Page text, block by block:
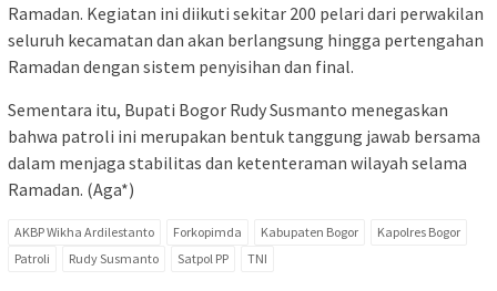
Ramadan. Kegiatan ini diikuti sekitar 200 pelari dari perwakilan
seluruh kecamatan dan akan berlangsung hingga pertengahan
Ramadan dengan sistem penyisihan dan final.
Sementara itu, Bupati Bogor Rudy Susmanto menegaskan
bahwa patroli ini merupakan bentuk tanggung jawab bersama
dalam menjaga stabilitas dan ketenteraman wilayah selama
Ramadan. (Aga*)
AKBP Wikha Ardilestanto Forkopimda Kabupaten Bogor
Kapolres Bogor
Patroli
Rudy Susmanto Satpol PP TNI